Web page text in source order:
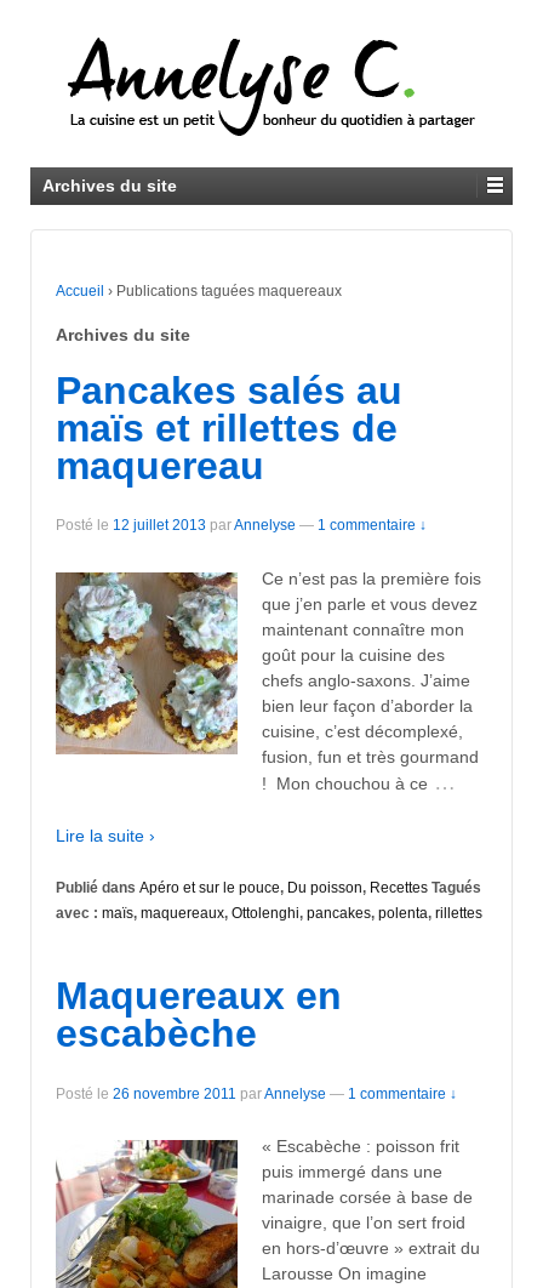
Archives du site
Accueil › Publications taguées maquereaux
Archives du site
Pancakes salés au
maïs et rillettes de
maquereau
Posté le 12 juillet 2013 parAnnelyse — 1 commentaire ↓
Ce n’est pas la première fois
que j’en parle et vous devez
maintenant connaître mon
goût pour la cuisine des
chefs anglo-saxons. J’aime
bien leur façon d’aborder la
cuisine, c’est décomplexé,
fusion, fun et très gourmand
! Mon chouchou à ce …
Lire la suite ›
Publié dans Apéro et sur le pouce, Du poisson, Recettes Tagués
avec : maïs, maquereaux, Ottolenghi, pancakes, polenta, rillettes
Maquereaux en
escabèche
Posté le 26 novembre 2011 parAnnelyse — 1 commentaire ↓
« Escabèche : poisson frit
puis immergé dans une
marinade corsée à base de
vinaigre, que l’on sert froid
en hors-d’œuvre » extrait du
Larousse On imagine